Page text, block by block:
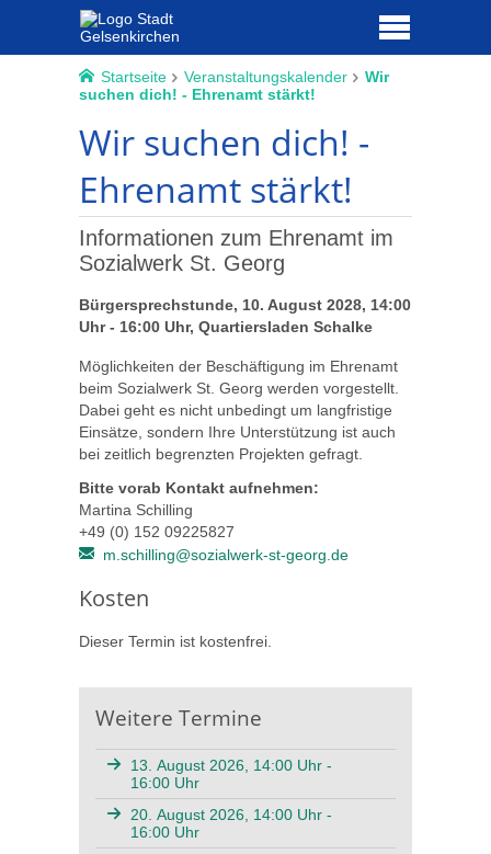
Startseite Veranstaltungskalender
Wir
suchen dich! - Ehrenamt stärkt!
Wir suchen dich! -
Ehrenamt stärkt!
Informationen zum Ehrenamt im
Sozialwerk St. Georg
Bürgersprechstunde, 10. August 2028, 14:00
Uhr - 16:00 Uhr, Quartiersladen Schalke
Möglichkeiten der Beschäftigung im Ehrenamt
beim Sozialwerk St. Georg werden vorgestellt.
Dabei geht es nicht unbedingt um langfristige
Einsätze, sondern Ihre Unterstützung ist auch
bei zeitlich begrenzten Projekten gefragt.
Bitte vorab Kontakt aufnehmen:
Martina Schilling
+49 (0) 152 09225827
m.schilling@sozialwerk-st-georg.de
Kosten
Dieser Termin ist kostenfrei.
Weitere Termine
13. August 2026, 14:00 Uhr -
16:00 Uhr
20. August 2026, 14:00 Uhr -
16:00 Uhr